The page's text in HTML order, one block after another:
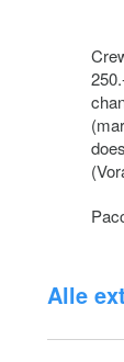
Alle